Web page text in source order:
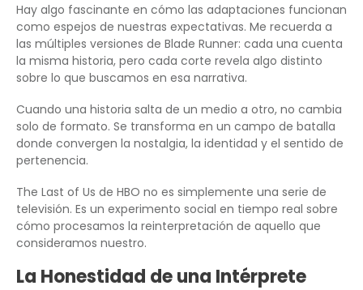
Hay algo fascinante en cómo las adaptaciones funcionan
como espejos de nuestras expectativas. Me recuerda a
las múltiples versiones de Blade Runner: cada una cuenta
la misma historia, pero cada corte revela algo distinto
sobre lo que buscamos en esa narrativa.
Cuando una historia salta de un medio a otro, no cambia
solo de formato. Se transforma en un campo de batalla
donde convergen la nostalgia, la identidad y el sentido de
pertenencia.
The Last of Us de HBO no es simplemente una serie de
televisión. Es un experimento social en tiempo real sobre
cómo procesamos la reinterpretación de aquello que
consideramos nuestro.
La Honestidad de una Intérprete